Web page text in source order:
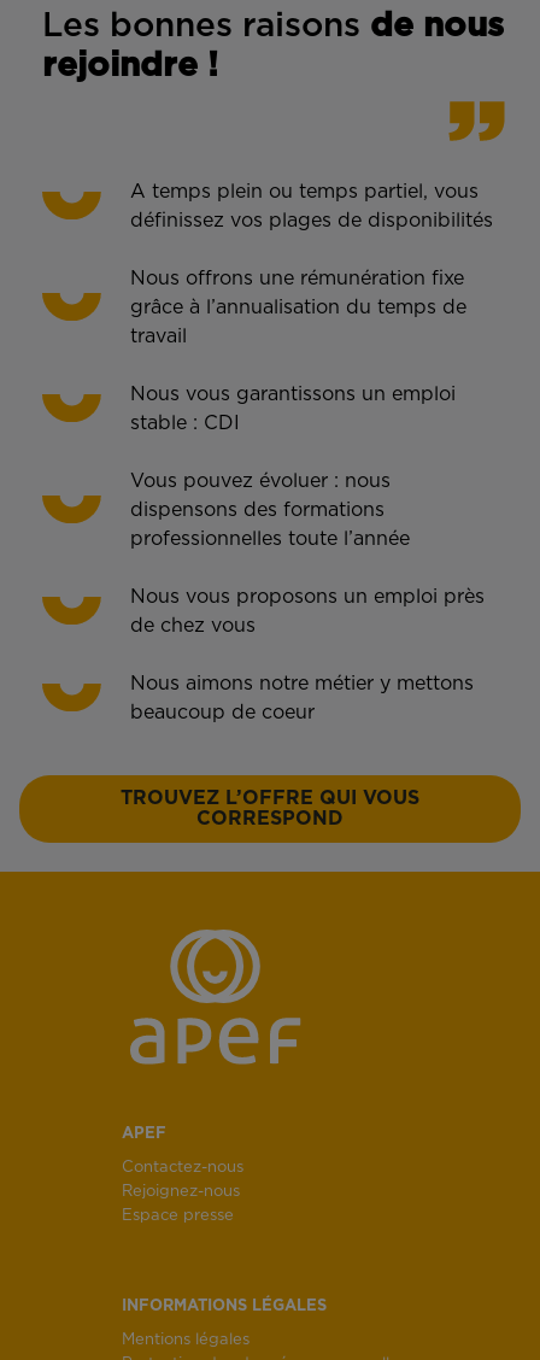
Les bonnes raisons de nous
rejoindre !
A temps plein ou temps partiel, vous
définissez vos plages de disponibilités
Nous offrons une rémunération fixe
grâce à l’annualisation du temps de
travail
Nous vous garantissons un emploi
stable : CDI
Vous pouvez évoluer : nous
dispensons des formations
professionnelles toute l’année
Nous vous proposons un emploi près
de chez vous
Nous aimons notre métier y mettons
beaucoup de coeur
TROUVEZ L’OFFRE QUI VOUS
CORRESPOND
APEF
Contactez-nous
Rejoignez-nous
Espace presse
INFORMATIONS LÉGALES
Mentions légales